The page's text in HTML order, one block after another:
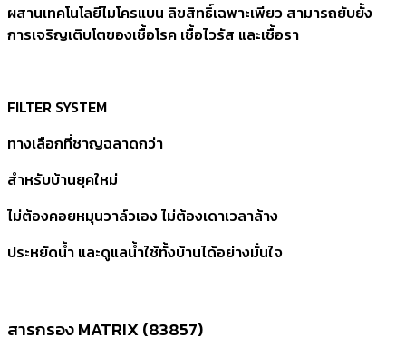
ผสานเทคโนโลยีไมโครแบน ลิขสิทธิ์เฉพาะเพียว สามารถยับยั้ง
การเจริญเติบโตของเชื้อโรค เชื้อไวรัส และเชื้อรา
FILTER SYSTEM
ทางเลือกที่ชาญฉลาดกว่า
สำหรับบ้านยุคใหม่
ไม่ต้องคอยหมุนวาล์วเอง ไม่ต้องเดาเวลาล้าง
ประหยัดน้ำ และดูแลน้ำใช้ทั้งบ้านได้อย่างมั่นใจ
สารกรอง MATRIX (83857)